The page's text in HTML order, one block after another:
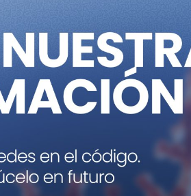
de regiones cambian
La diferencia se
adelante detallaremos este